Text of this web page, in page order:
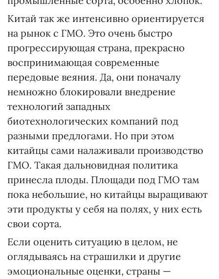
Китай так же интенсивно ориентируется
на рынок с ГМО. Это очень быстро
прогрессирующая страна, прекрасно
воспринимающая современные
передовые веяния. Да, они поначалу
немножно блокировали внедрение
технологий западных
биотехнологических компаний под
разными предлогами. Но при этом
китайцы сами налаживали производство
ГМО. Такая дальновидная политика
принесла плоды. Площади под ГМО там
пока небольшие, но китайцы выращивают
эти продукты у себя на полях, у них есть
свои сорта.
Если оценить ситуацию в целом, не
оглядываясь на страшилки и другие
эмоциональные оценки, страны —